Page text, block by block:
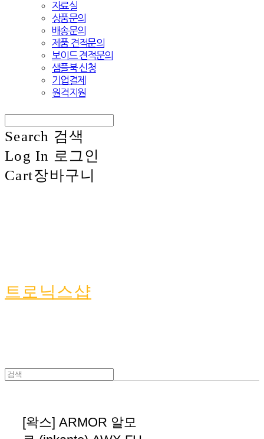
자료실
상품문의
배송문의
제품 견적문의
보이드 견적문의
샘플북 신청
기업결제
원격지원
Search 검색
Log In 로그인
Cart장바구니
트로닉스샵
[왁스] ARMOR 알모